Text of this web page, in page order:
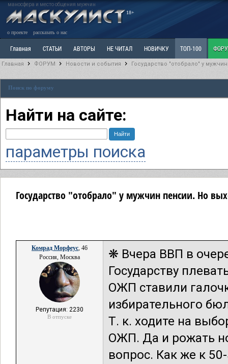
маносфера и место общения мужчин
18+
о проекте рассказать о нас
Главная СТАТЬИ АВТОРЫ НЕ ЧИТАЛ НОВИЧКУ ТОП-100
Ветка: Наболевшее. Выскажись!
РАЗДЕЛ: Разное
Главная ФОРУМ Новости и события Государство "отобрало" у
Поиск по форуму
Найти на сайте:
параметры поиска
Государство "отобрало" у мужчин пенсии. Но
Комрад Морфеус, 46
Россия, Москва
Репутация: 2230
В отпуске
❋ Вчера ВВП в
Государству
ОЖП ставили
избирательного
Т. к. ходите на
ОЖП. Да и рожать
вопрос. Как же к